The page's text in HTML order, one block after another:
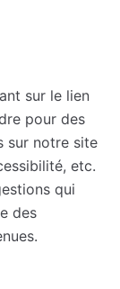
sur le lien
pour des
sur notre site
etc.
qui
des